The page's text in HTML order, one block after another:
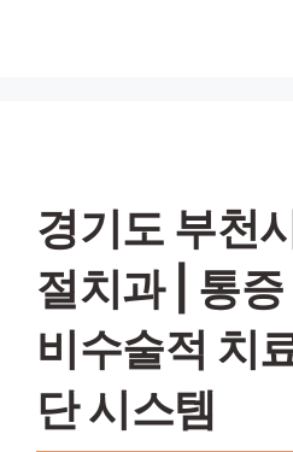
경기도 부천
절치과 | 통증
비수술적 치
단 시스템